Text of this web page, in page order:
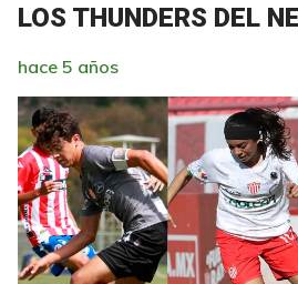
LOS THUNDERS DEL
hace 5 años